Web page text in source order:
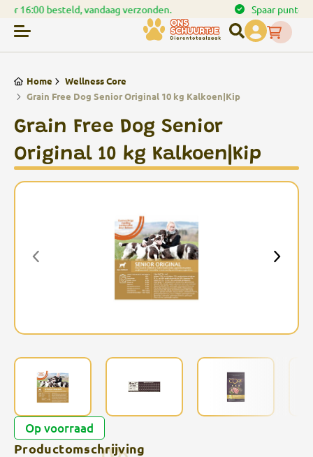
Spaar punten bij uw bestellingen
Home
Wellness Core
Grain Free Dog Senior Original 10 kg Kalkoen|Kip
Grain Free Dog Senior
Original 10 kg Kalkoen|Kip
Op voorraad
Productomschrijving